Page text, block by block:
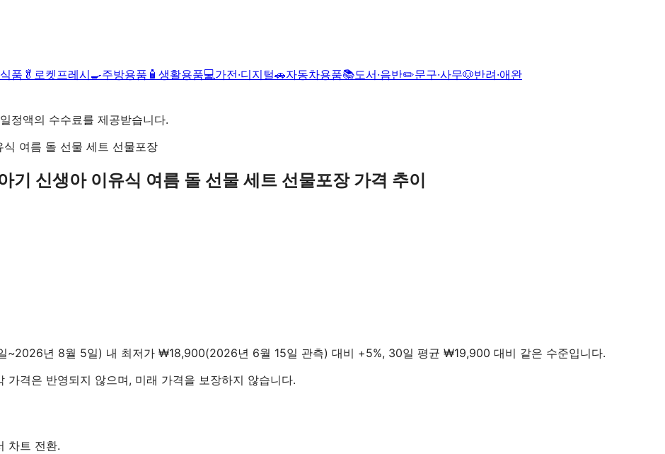
식품 🥬 로켓프레시🍳주방용품 🧴 생활용품💻가전·디지털🚗자동차용품📚도서·음반✏️문구·사무🐶반려·애완
정액의 수수료를 제공받습니다.
기 신생아 이유식 여름 돌 선물 세트 선물포장가격 추이
년 8월 5일) 내 최저가 ₩18,900(2026년 6월 15일 관측) 대비 +5%, 30일 평균 ₩19,900 대비 같은 수준입니다.
격은 반영되지 않으며, 미래 가격을 보장하지 않습니다.
차트 전환.